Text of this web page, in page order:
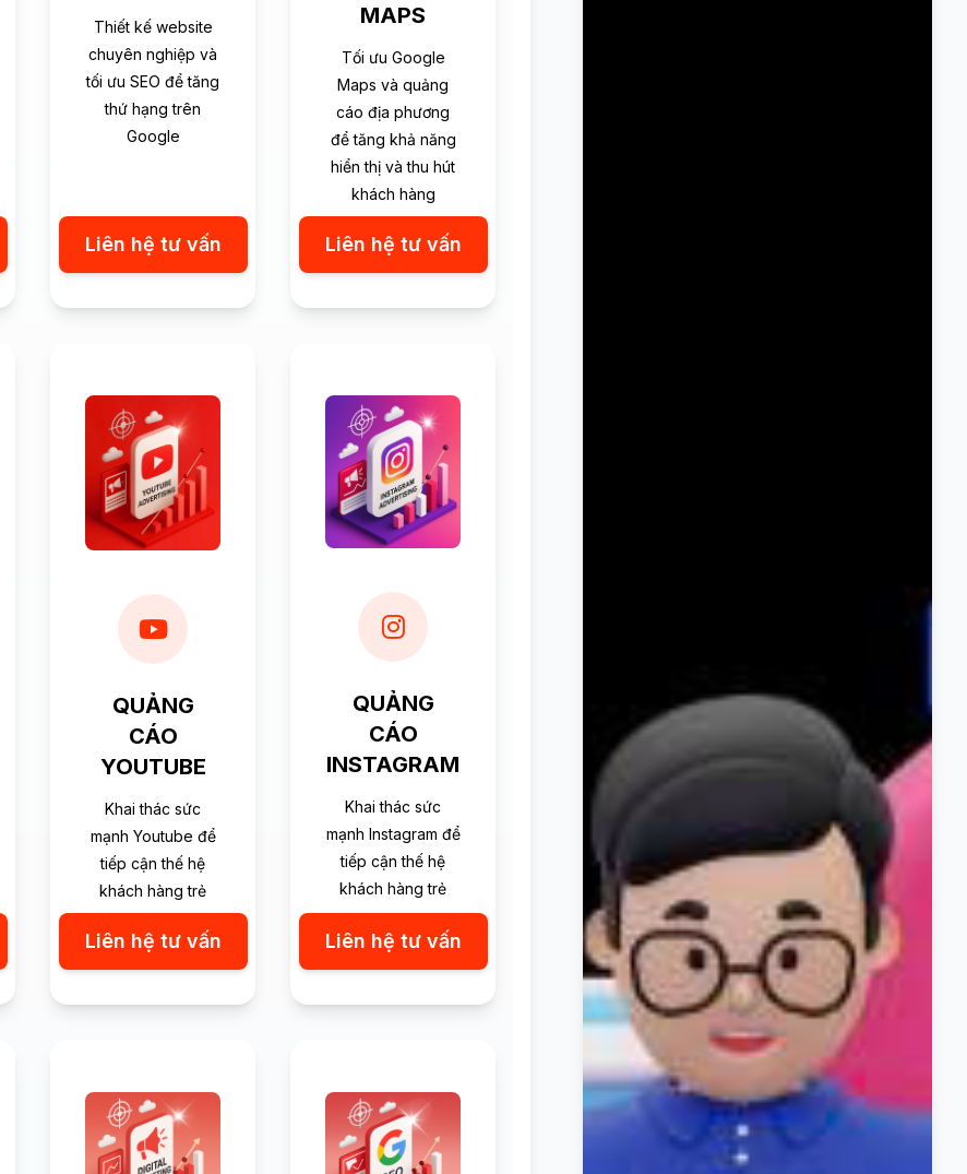
Thiết kế website
chuyên nghiệp và
tối ưu SEO để tăng
thứ hạng trên
Google
Liên hệ tư vấn
MAPS
Tối ưu Google
Maps và quảng
cáo địa phương
để tăng khả năng
hiển thị và thu hút
khách hàng
Liên hệ tư vấn
QUẢNG
CÁO
YOUTUBE
Khai thác sức
mạnh Youtube để
tiếp cận thế hệ
khách hàng trẻ
Liên hệ tư vấn
QUẢNG
CÁO
INSTAGRAM
Khai thác sức
mạnh Instagram để
tiếp cận thế hệ
khách hàng trẻ
Liên hệ tư vấn